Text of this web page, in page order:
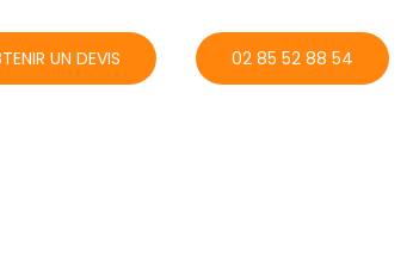
UN DEVIS 02 85 52 88 54